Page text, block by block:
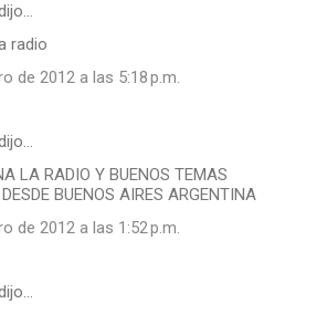
radio
de 2012 a las 5:18 p.m.
LA RADIO Y BUENOS TEMAS
BUENOS AIRES ARGENTINA
de 2012 a las 1:52 p.m.